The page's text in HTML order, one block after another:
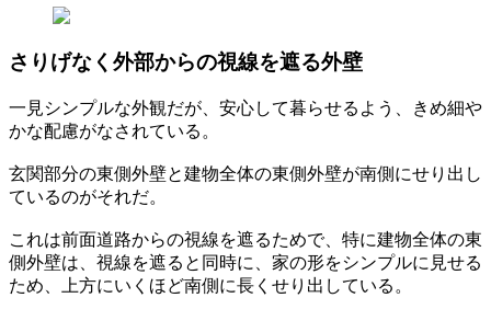
さりげなく外部からの視線を遮る外壁
一見シンプルな外観だが、安心して暮らせるよう、きめ細や
かな配慮がなされている。
玄関部分の東側外壁と建物全体の東側外壁が南側にせり出し
ているのがそれだ。
これは前面道路からの視線を遮るためで、特に建物全体の東
側外壁は、視線を遮ると同時に、家の形をシンプルに見せる
ため、上方にいくほど南側に長くせり出している。